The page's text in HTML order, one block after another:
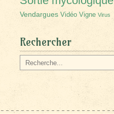
Vendargues Vidéo Vigne Virus
Rechercher